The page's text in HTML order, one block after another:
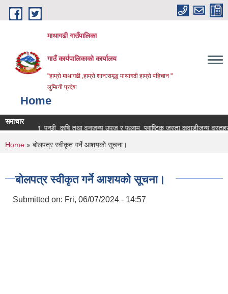
Skip to main content
माथागढी गाउँपालिका
गाउँ कार्यपालिकाको कार्यालय
"हाम्रो माथागढी ,हाम्रो शान:समृद्ध माथागढी हाम्रो पहिचान "
लुम्बिनी प्रदेश
Home
समाचार
पशु, पन्छी, कृषि तथा वनजन्य उपज र फलाम, प्लाष्टिक जस्ता कवाडीजन्य वस्तुहरुको
You are here
Home » बोलपत्र स्वीकृत गर्ने आशयको सूचना।
बोलपत्र स्वीकृत गर्ने आशयको सूचना।
Submitted on: Fri, 06/07/2024 - 14:57